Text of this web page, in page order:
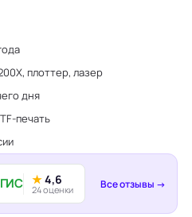
плоттер, лазер
дня
печать
★4,6
24 оценки Все отзывы →